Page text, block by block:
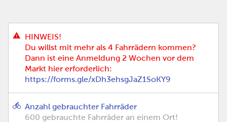
HINWEIS!
Du willst mit mehr als 4 Fahrrädern kommen?
Dann ist eine Anmeldung 2 Wochen vor dem
Markt hier erforderlich:
https://forms.gle/xDh3ehsgJaZ1SoKY9
Anzahl gebrauchter Fahrräder
600 gebrauchte Fahrräder an einem Ort!